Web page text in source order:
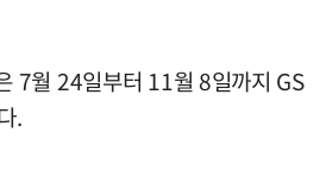
7월 24일부터 11월 8일까지 GS
.